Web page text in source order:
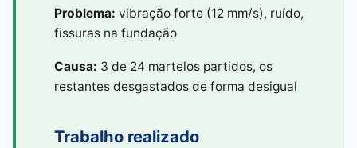
Problema: vibração forte (12 mm/s), ruído,
fissuras na fundação
Causa: 3 de 24 martelos partidos, os
restantes desgastados de forma desigual
Trabalho realizado